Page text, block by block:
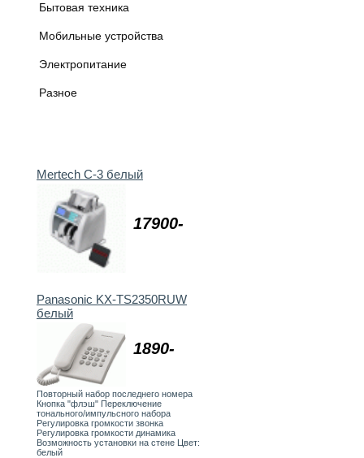
Бытовая техника
Мобильные устройства
Электропитание
Разное
17900-
Mertech C-3 белый
1890-
Panasonic KX-TS2350RUW
белый
Повторный набор последнего номера
Кнопка "флэш" Переключение
тонального/импульсного набора
Регулировка громкости звонка
Регулировка громкости динамика
Возможность установки на стене Цвет:
белый